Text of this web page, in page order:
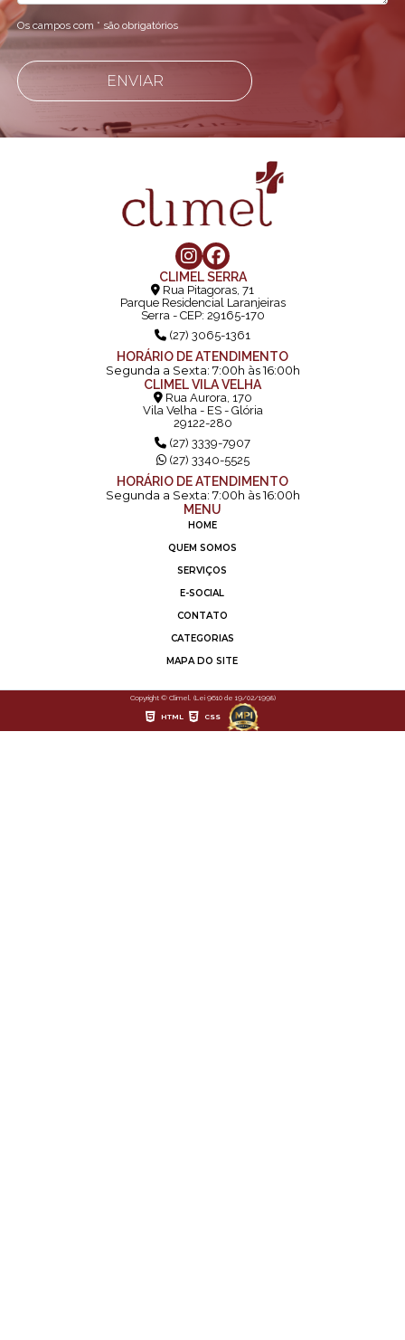
Os campos com * são obrigatórios
CLIMEL SERRA
Rua Pitagoras, 71
Parque Residencial Laranjeiras
Serra - CEP: 29165-170
(27) 3065-1361
HORÁRIO DE ATENDIMENTO
Segunda a Sexta: 7:00h às 16:00h
CLIMEL VILA VELHA
Rua Aurora, 170
Vila Velha - ES - Glória
29122-280
(27) 3339-7907
(27) 3340-5525
HORÁRIO DE ATENDIMENTO
Segunda a Sexta: 7:00h às 16:00h
MENU
HOME
QUEM SOMOS
SERVIÇOS
E-SOCIAL
CONTATO
CATEGORIAS
MAPA DO SITE
Copyright © Climel. (Lei 9610 de 19/02/1998)
HTML CSS